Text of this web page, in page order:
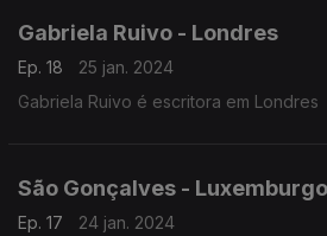
Gabriela Ruivo - Londres
Ep. 18
25 jan. 2024
Gabriela Ruivo é escritora em Londres
São Gonçalves - Luxemburgo
Ep. 17
24 jan. 2024